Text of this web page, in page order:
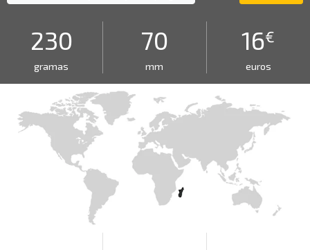
230
gramas
70
mm
16€
euros